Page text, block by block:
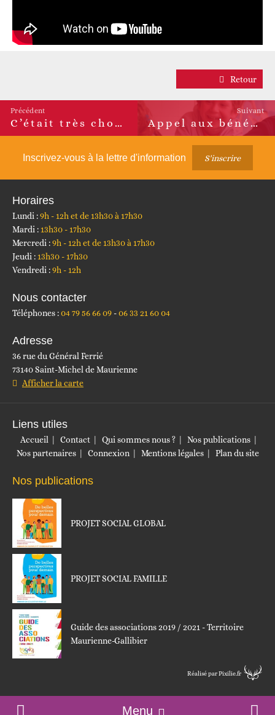
Menu
Retour
Précédent
Article
précédent :
C’était très chouette ! 13 ème Nuit de la chouette
Suivant
Article
suivant :
Appel aux bénévoles pour partager avec les enfants le plaisir de la lecture
Inscrivez-vous à la lettre d'information S'inscrire
Horaires
Lundi :9h - 12h et de 13h30 à 17h30
Mardi : 13h30 - 17h30
Mercredi :9h - 12h et de 13h30 à 17h30
Jeudi : 13h30 - 17h30
Vendredi :9h - 12h
Nous contacter
Téléphones :04 79 56 66 09 06 33 21 60 04
Adresse
36 rue du Général Ferrié
73140 Saint-Michel de Maurienne
Afficher la carte
Liens utiles
Accueil Contact Qui sommes nous ?
Nos publications
Nos partenaires
Connexion Mentions légales Plan du site
Nos publications
PROJET SOCIAL GLOBAL
PROJET SOCIAL FAMILLE
Guide des associations 2019 / 2021 - Territoire
Maurienne-Gallibier
Réalisé par Pixilie.fr